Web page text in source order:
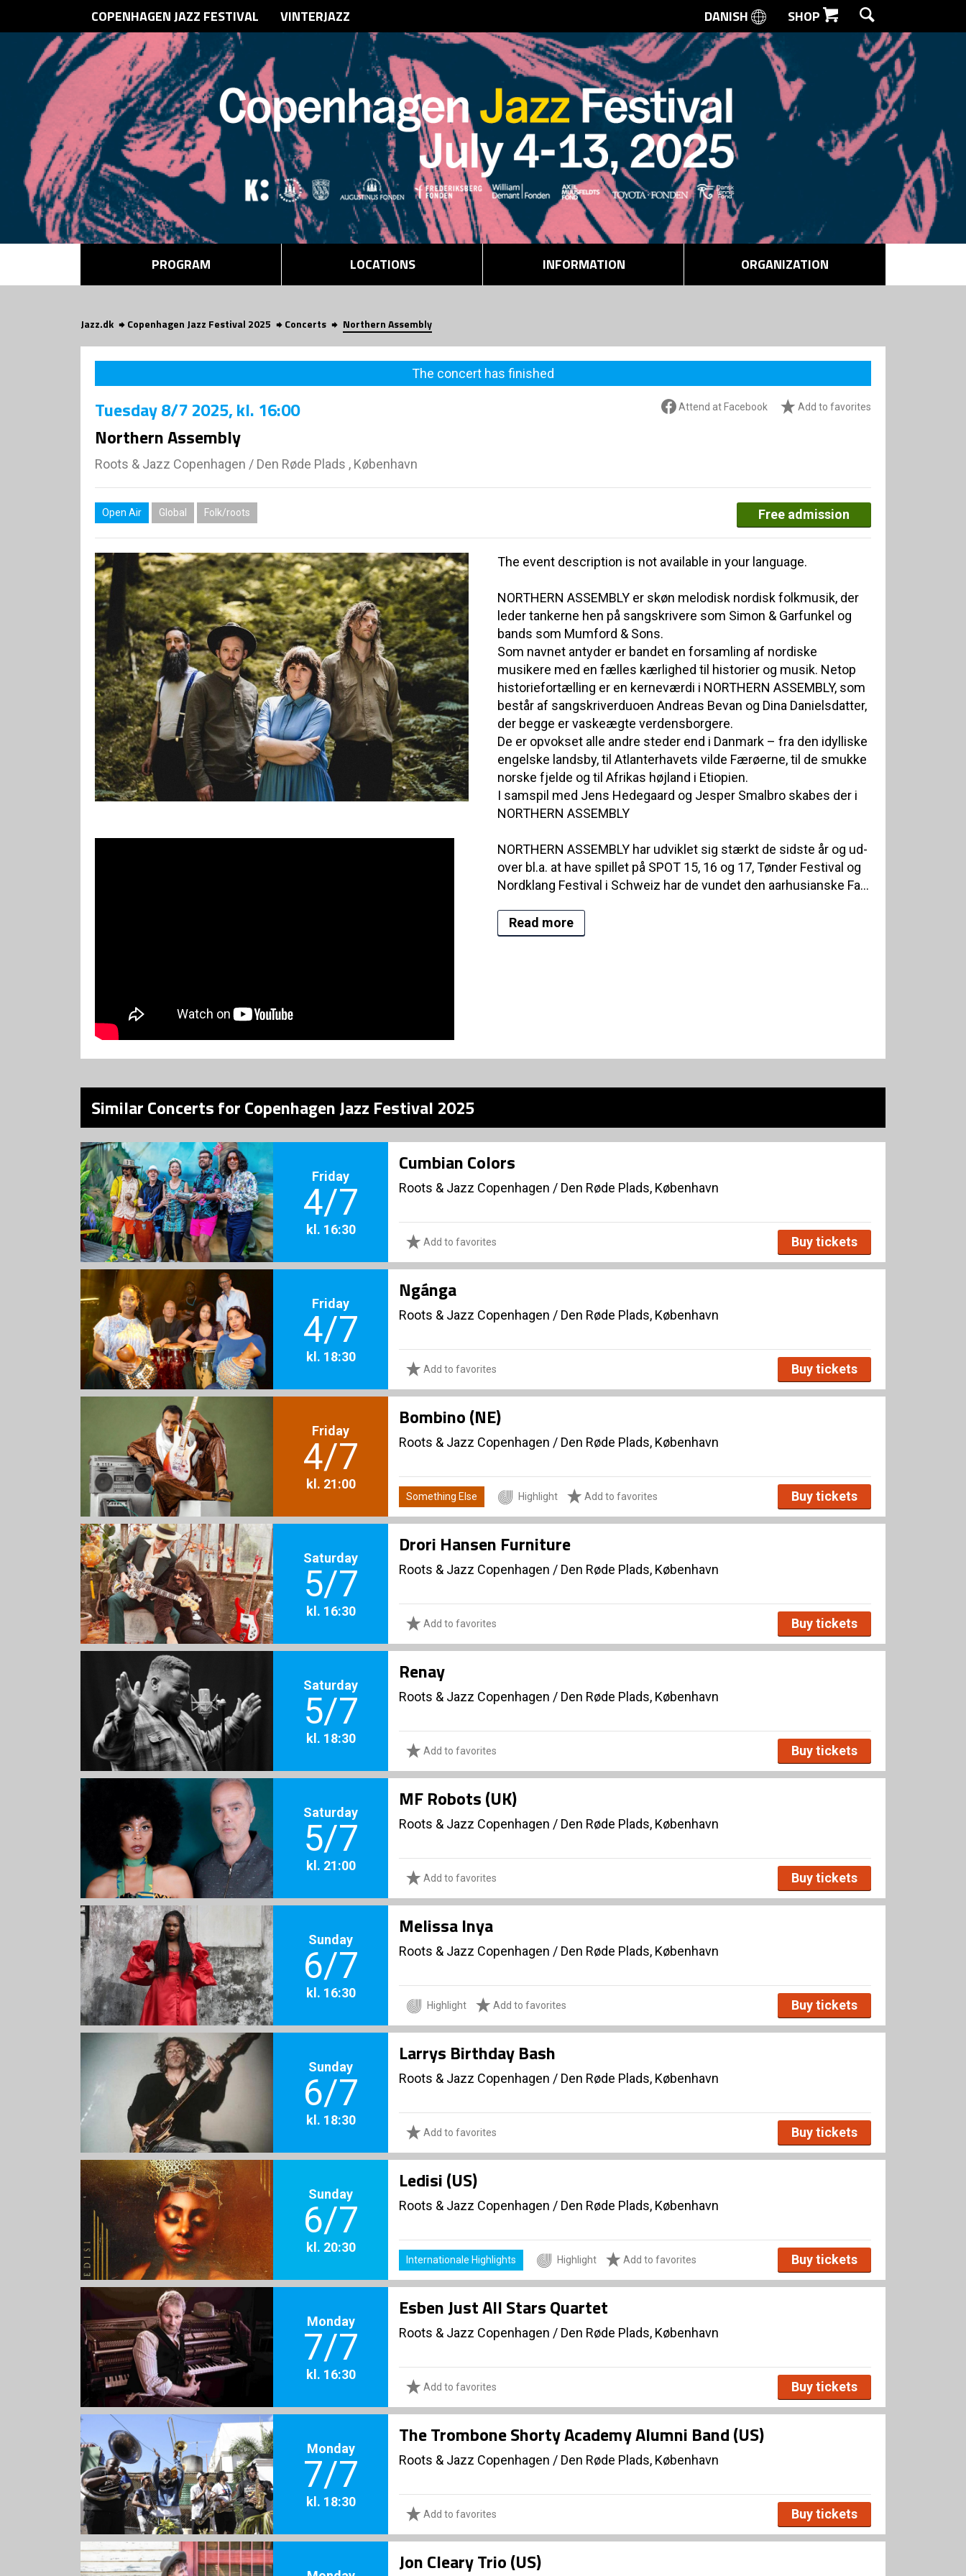
SEARCH
COPENHAGEN JAZZ FESTIVAL VINTERJAZZ DANISH SHOP
PROGRAM LOCATIONS INFORMATION ORGANIZATION
Jazz.dk Copenhagen Jazz Festival 2025 Concerts Northern Assembly
The concert has finished
Attend at Facebook Add to favorites
Tuesday8/7 2025, kl. 16:00
Northern Assembly
Roots & Jazz Copenhagen / Den Røde Plads , København
Open Air Global Folk/roots Free admission
The event description is not available in your language.
NORTHERN ASSEMBLY er skøn melodisk nordisk folkmusik, der
leder tankerne hen på sangskrivere som Simon & Garfunkel og
bands som Mumford & Sons.
Som navnet antyder er bandet en forsamling af nordiske
musikere med en fælles kærlighed til historier og musik. Netop
historiefortælling er en kerneværdi i NORTHERN ASSEMBLY, som
består af sangskriverduoen Andreas Bevan og Dina Danielsdatter,
der begge er vaskeægte verdensborgere.
De er opvokset alle andre steder end i Danmark – fra den idylliske
engelske landsby, til Atlanterhavets vilde Færøerne, til de smukke
norske fjelde og til Afrikas højland i Etiopien.
I samspil med Jens Hedegaard og Jesper Smalbro skabes der i
NORTHERN ASSEMBLY
NORTHERN ASSEMBLY har udviklet sig stærkt de sidste år og ud-
over bl.a. at have spillet på SPOT 15, 16 og 17, Tønder Festival og
Nordklang Festival i Schweiz har de vundet den aarhusianske Fa...
Read more
Similar Concerts for Copenhagen Jazz Festival 2025
Friday
4/7
kl. 16:30
Cumbian Colors
Roots & Jazz Copenhagen / Den Røde Plads, København
Add to favorites Buy tickets
Friday
4/7
kl. 18:30
Ngánga
Roots & Jazz Copenhagen / Den Røde Plads, København
Add to favorites Buy tickets
Friday
4/7
kl. 21:00
Bombino (NE)
Roots & Jazz Copenhagen / Den Røde Plads, København
Something Else Highlight Add to favorites Buy tickets
Saturday
5/7
kl. 16:30
Drori Hansen Furniture
Roots & Jazz Copenhagen / Den Røde Plads, København
Add to favorites Buy tickets
Saturday
5/7
kl. 18:30
Renay
Roots & Jazz Copenhagen / Den Røde Plads, København
Add to favorites Buy tickets
Saturday
5/7
kl. 21:00
MF Robots (UK)
Roots & Jazz Copenhagen / Den Røde Plads, København
Add to favorites Buy tickets
Sunday
6/7
kl. 16:30
Melissa Inya
Roots & Jazz Copenhagen / Den Røde Plads, København
Highlight Add to favorites Buy tickets
Sunday
6/7
kl. 18:30
Larrys Birthday Bash
Roots & Jazz Copenhagen / Den Røde Plads, København
Add to favorites Buy tickets
Sunday
6/7
kl. 20:30
Ledisi (US)
Roots & Jazz Copenhagen / Den Røde Plads, København
Internationale Highlights Highlight Add to favorites Buy tickets
Monday
7/7
kl. 16:30
Esben Just All Stars Quartet
Roots & Jazz Copenhagen / Den Røde Plads, København
Add to favorites Buy tickets
Monday
7/7
kl. 18:30
The Trombone Shorty Academy Alumni Band (US)
Roots & Jazz Copenhagen / Den Røde Plads, København
Add to favorites Buy tickets
Jon Cleary Trio (US)